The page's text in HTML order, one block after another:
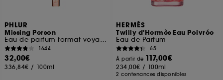
PHLUR
Missing Person
Eau de parfum format voyage
1644
32,00€
336,84€ / 100ml
HERMÈS
Twilly d'Hermès Eau Poivrée
Eau de Parfum
65
À partir de 117,00€
234,00€ / 100ml
2 contenances disponibles